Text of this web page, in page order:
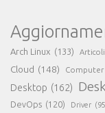
Arch Linux (133) Articoli
Cloud (148) Computer
Desktop (162)
DevOps (120) Driver